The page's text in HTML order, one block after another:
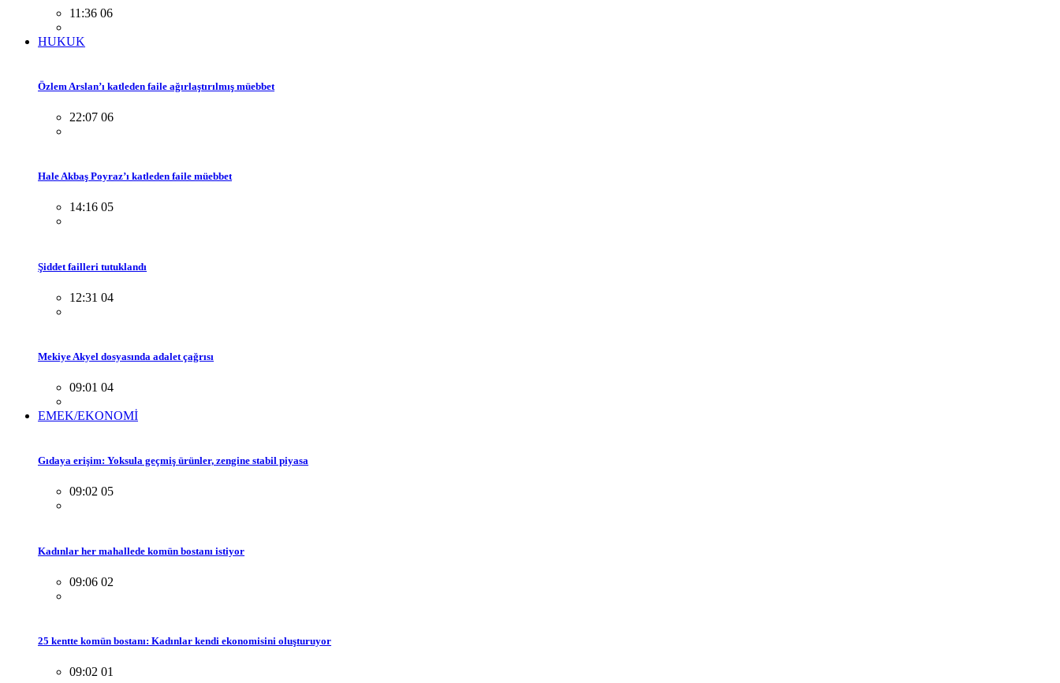
11:36 06
HUKUK
Özlem Arslan’ı katleden faile ağırlaştırılmış müebbet
22:07 06
Hale Akbaş Poyraz’ı katleden faile müebbet
14:16 05
Şiddet failleri tutuklandı
12:31 04
Mekiye Akyel dosyasında adalet çağrısı
09:01 04
EMEK/EKONOMİ
Gıdaya erişim: Yoksula geçmiş ürünler, zengine stabil piyasa
09:02 05
Kadınlar her mahallede komün bostanı istiyor
09:06 02
25 kentte komün bostanı: Kadınlar kendi ekonomisini oluşturuyor
09:02 01